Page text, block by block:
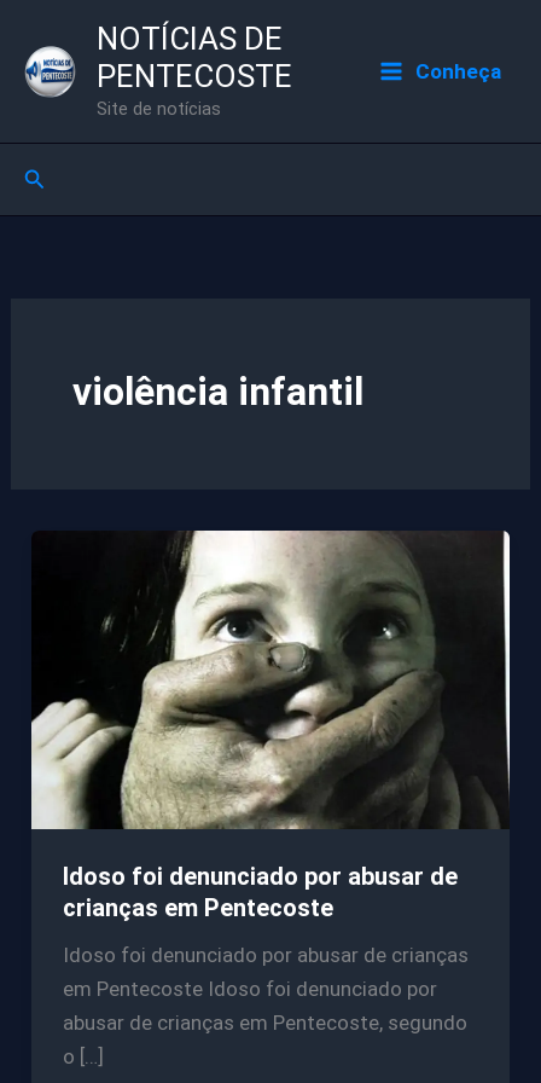
para
NOTÍCIAS DE
PENTECOSTE
Site de notícias
Conheça
Pesquisar
violência infantil
Idoso foi denunciado por abusar de
crianças em Pentecoste
Idoso foi denunciado por abusar de crianças
em Pentecoste Idoso foi denunciado por
abusar de crianças em Pentecoste, segundo
o […]